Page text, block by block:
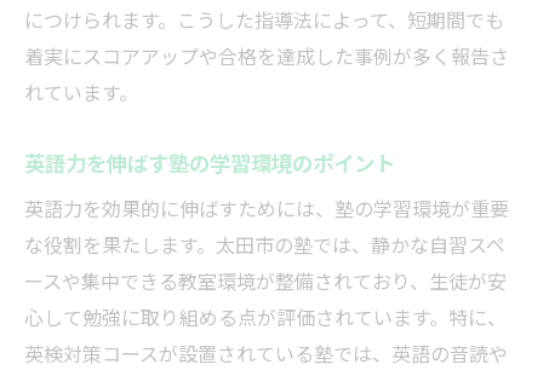
につけられます。こうした指導法によって、短期間でも
着実にスコアアップや合格を達成した事例が多く報告さ
れています。
英語力を伸ばす塾の学習環境のポイント
英語力を効果的に伸ばすためには、塾の学習環境が重要
な役割を果たします。太田市の塾では、静かな自習スペ
ースや集中できる教室環境が整備されており、生徒が安
心して勉強に取り組める点が評価されています。特に、
英検対策コースが設置されている塾では、英語の音読や